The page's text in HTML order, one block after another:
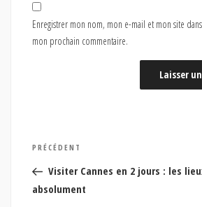
Enregistrer mon nom, mon e-mail et mon site
mon prochain commentaire.
Navigation
de
l’article
Article
précédent
PRÉCÉDENT
Visiter Cannes en 2 jours : les
absolument